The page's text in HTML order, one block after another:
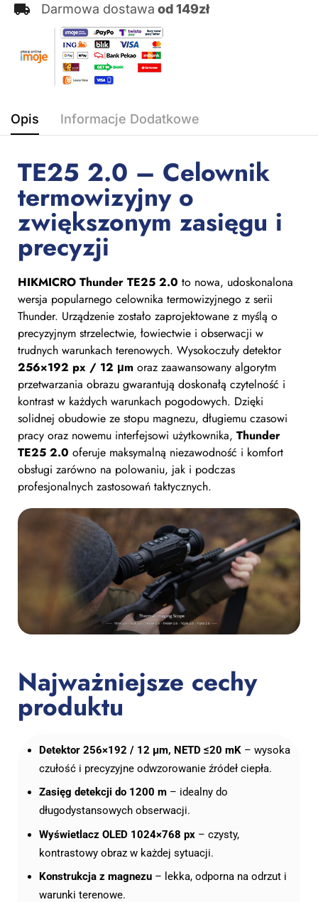
Darmowa dostawa od 149zł
Opis Informacje Dodatkowe
TE25 2.0 – Celownik
termowizyjny o
zwiększonym zasięgu i
precyzji
HIKMICRO Thunder TE25 2.0 to nowa, udoskonalona
wersja popularnego celownika termowizyjnego z serii
Thunder. Urządzenie zostało zaprojektowane z myślą o
precyzyjnym strzelectwie, łowiectwie i obserwacji w
trudnych warunkach terenowych. Wysokoczuły detektor
256×192 px / 12 μm oraz zaawansowany algorytm
przetwarzania obrazu gwarantują doskonałą czytelność i
kontrast w każdych warunkach pogodowych. Dzięki
solidnej obudowie ze stopu magnezu, długiemu czasowi
pracy oraz nowemu interfejsowi użytkownika, Thunder
TE25 2.0 oferuje maksymalną niezawodność i komfort
obsługi zarówno na polowaniu, jak i podczas
profesjonalnych zastosowań taktycznych.
Najważniejsze cechy
produktu
Detektor 256×192 / 12 μm, NETD ≤20 mK – wysoka
czułość i precyzyjne odwzorowanie źródeł ciepła.
Zasięg detekcji do 1200 m – idealny do
długodystansowych obserwacji.
Wyświetlacz OLED 1024×768 px – czysty,
kontrastowy obraz w każdej sytuacji.
Konstrukcja z magnezu – lekka, odporna na odrzut i
warunki terenowe.